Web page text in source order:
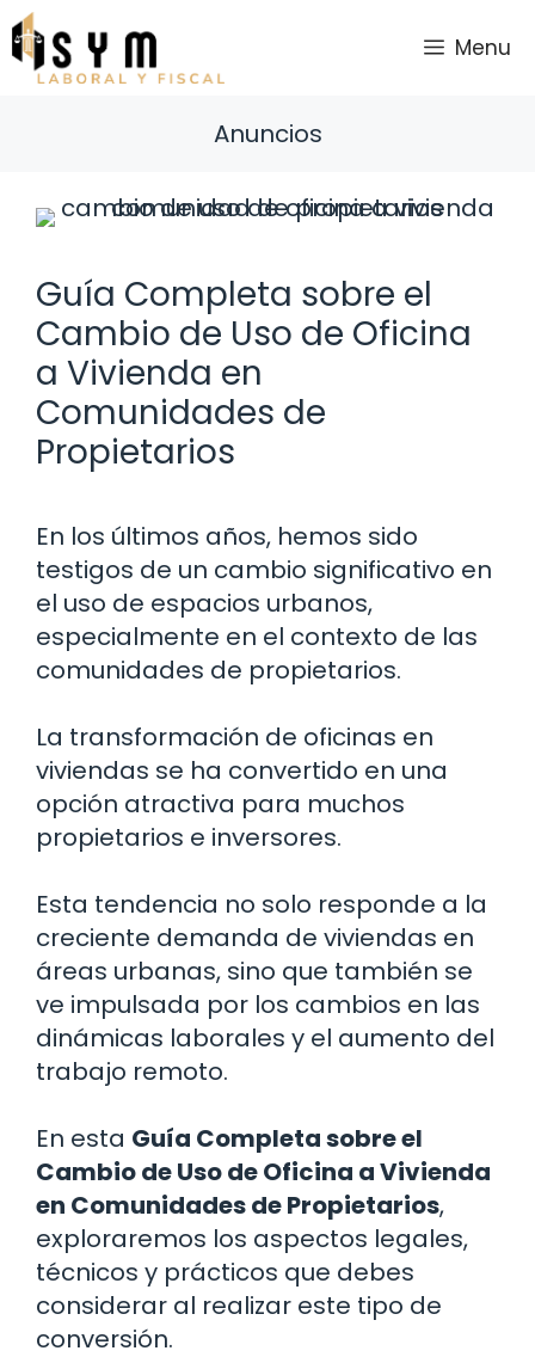
Saltar
al
contenido
Menu
Anuncios
Guía Completa sobre el
Cambio de Uso de Oficina
a Vivienda en
Comunidades de
Propietarios
En los últimos años, hemos sido
testigos de un cambio significativo en
el uso de espacios urbanos,
especialmente en el contexto de las
comunidades de propietarios.
La transformación de oficinas en
viviendas se ha convertido en una
opción atractiva para muchos
propietarios e inversores.
Esta tendencia no solo responde a la
creciente demanda de viviendas en
áreas urbanas, sino que también se
ve impulsada por los cambios en las
dinámicas laborales y el aumento del
trabajo remoto.
En esta Guía Completa sobre el
Cambio de Uso de Oficina a Vivienda
en Comunidades de Propietarios,
exploraremos los aspectos legales,
técnicos y prácticos que debes
considerar al realizar este tipo de
conversión.